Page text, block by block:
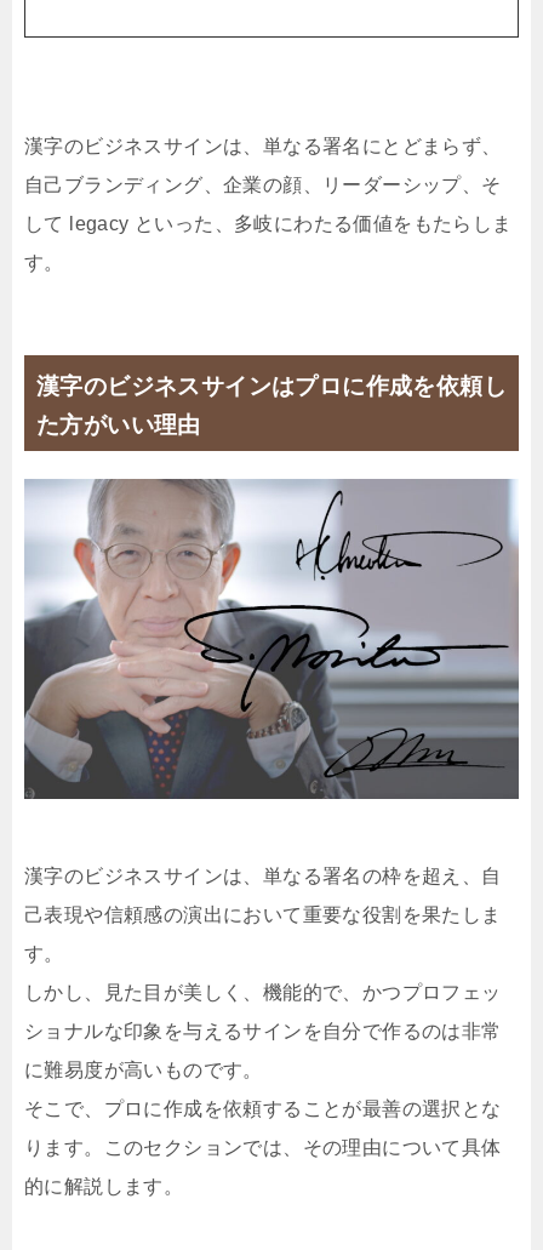
漢字のビジネスサインは、単なる署名にとどまらず、
自己ブランディング、企業の顔、リーダーシップ、そ
して legacy といった、多岐にわたる価値をもたらしま
す。
漢字のビジネスサインはプロに作成を依頼し
た方がいい理由
漢字のビジネスサインは、単なる署名の枠を超え、自
己表現や信頼感の演出において重要な役割を果たしま
す。
しかし、見た目が美しく、機能的で、かつプロフェッ
ショナルな印象を与えるサインを自分で作るのは非常
に難易度が高いものです。
そこで、プロに作成を依頼することが最善の選択とな
ります。このセクションでは、その理由について具体
的に解説します。